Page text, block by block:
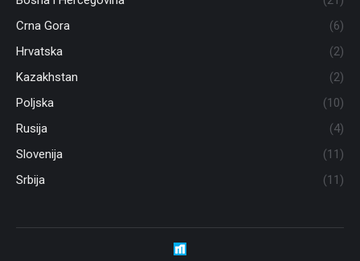
Crna Gora
(6)
Hrvatska
(2)
Kazakhstan
(2)
Poljska
(10)
Rusija
(4)
Slovenija
(11)
Srbija
(11)